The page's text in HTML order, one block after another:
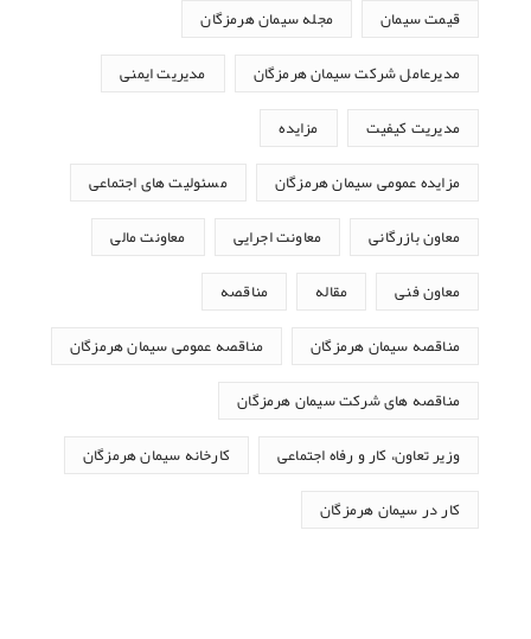
قیمت سیمان مجله سیمان هرمزگان
مدیرعامل شرکت سیمان هرمزگان مدیریت ایمنی
مدیریت کیفیت مزایده
مزایده عمومی سیمان هرمزگان مسئولیت های اجتماعی
معاون بازرگانی معاونت اجرایی معاونت مالی
معاون فنی مقاله مناقصه
مناقصه سیمان هرمزگان مناقصه عمومی سیمان هرمزگان
مناقصه های شرکت سیمان هرمزگان
وزیر تعاون، کار و رفاه اجتماعی کارخانه سیمان هرمزگان
کار در سیمان هرمزگان